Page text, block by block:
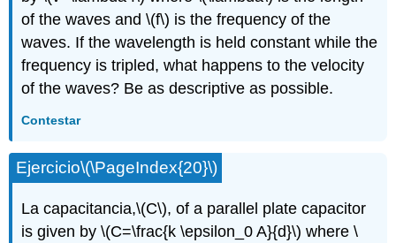
of the waves and\(f\) is the frequency of the
waves. If the wavelength is held constant while the
frequency is tripled, what happens to the velocity
of the waves? Be as descriptive as possible.
Contestar
Ejercicio\(\PageIndex{20}\)
La capacitancia,\(C\), of a parallel plate capacitor
is given by\(C=\frac{k \epsilon_0 A}{d}\) where\